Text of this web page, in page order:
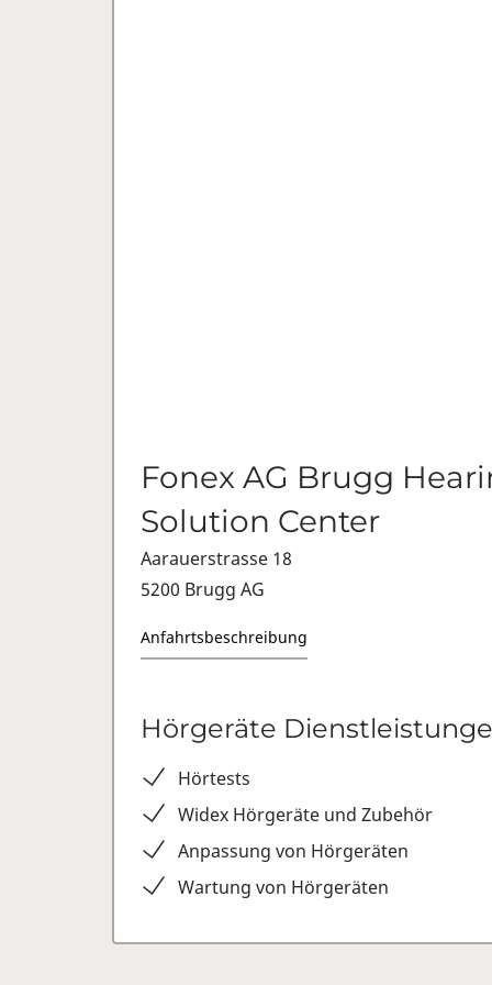
Fonex AG Brugg
Solution Center
Aarauerstrasse 18
5200 Brugg AG
Anfahrtsbeschreibung
Hörgeräte
Hörtests
Widex Hörgeräte und Zubehör
Anpassung von Hörgeräten
Wartung von Hörgeräten